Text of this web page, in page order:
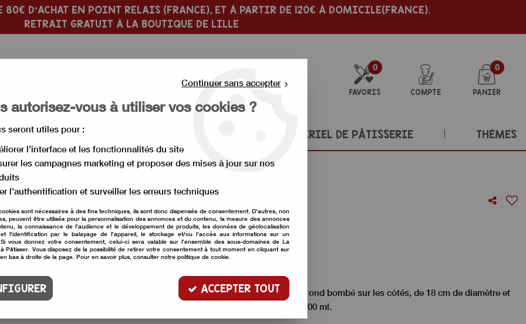
D'ACHAT EN POINT RELAIS (FRANCE), ET À PARTIR DE 120€ À DOMICILE(FRANCE).
RETRAIT GRATUIT À LA BOUTIQUE DE LILLE
0
FAVORIS COMPTE
0
PANIER
MATÉRIEL DE PÂTISSERIE THÈMES
>Moule en silicone ECLISSE
Moule en silicone ECLISSE
Soyez le premier à donner votre avis !
Moule à entremets en silicone en forme de rond bombé sur les côtés, de 18 cm de diamètre et
4,5 cm d'épaisseur, d'une contenance de 1000 ml.
Continuer sans accepter
autorisez-vous à utiliser vos cookies ?
seront utiles pour :
l'interface et les fonctionnalités du site
les campagnes marketing et proposer des mises à jour sur nos
l'authentification et surveiller les erreurs techniques
sont nécessaires à des fins techniques, ils sont donc dispensés de consentement. D'autres, non
peuvent être utilisés pour la personnalisation des annonces et du contenu, la mesure des annonces
la connaissance de l'audience et le développement de produits, les données de géolocalisation
l'identification par le balayage de l'appareil, le stockage et/ou l'accès aux informations sur un
vous donnez votre consentement, celui-ci sera valable sur l’ensemble des sous-domaines de La
Pâtisser. Vous disposez de la possibilité de retirer votre consentement à tout moment en cliquant sur
bas à droite de la page. Pour en savoir plus, consulter notre politique de cookie.
ACCEPTER TOUT